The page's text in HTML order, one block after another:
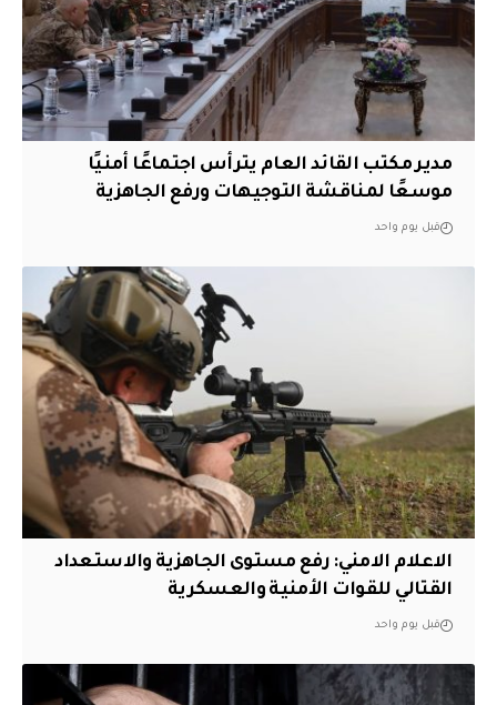
مدير مكتب القائد العام يترأس اجتماعًا أمنيًا
موسعًا لمناقشة التوجيهات ورفع الجاهزية
قبل يوم واحد
الاعلام الامني: رفع مستوى الجاهزية والاستعداد
القتالي للقوات الأمنية والعسكرية
قبل يوم واحد